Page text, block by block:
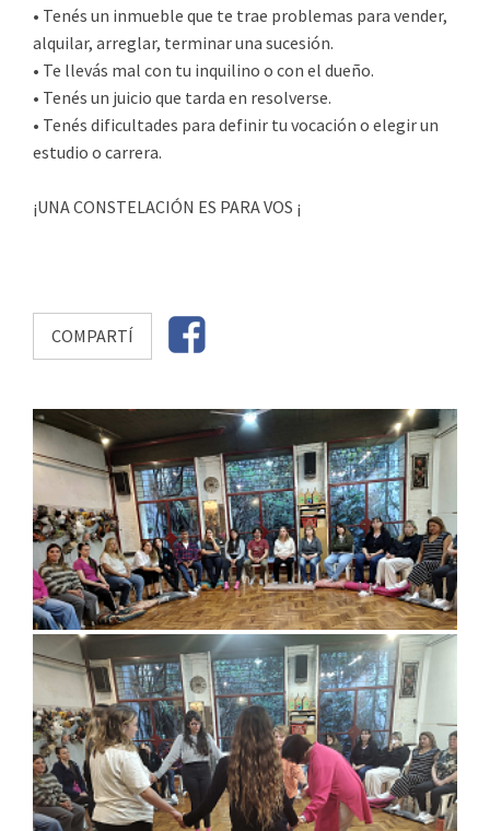
• Tenés un inmueble que te trae problemas para vender,
alquilar, arreglar, terminar una sucesión.
• Te llevás mal con tu inquilino o con el dueño.
• Tenés un juicio que tarda en resolverse.
• Tenés dificultades para definir tu vocación o elegir un
estudio o carrera.
¡UNA CONSTELACIÓN ES PARA VOS ¡
COMPARTÍ